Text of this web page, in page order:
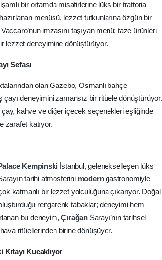
bir ortamda misafirlerine lüks bir trattoria
menüsü, lezzet tutkunlarına özgün bir
imzasını taşıyan menü; taze ürünleri
lezzet deneyimine dönüştürüyor.
Sefası
olan Gazebo, Osmanlı bahçe
deneyimini zamansız bir ritüele dönüştürüyor.
çay, kahve ve diğer içecek seçenekleri eşliğinde
zarafet katıyor.
Kempinski İstanbul, gelenekselleşen lüks
tarihi atmosferini moderngastronomiyle
katmanlı bir lezzet yolculuğuna çıkarıyor. Doğal
rengarenk tabaklar; deneyimi hem
bu deneyim,Çırağan Sarayı’nın tarihsel
ritüellerinden birine dönüşüyor.
Kucaklıyor